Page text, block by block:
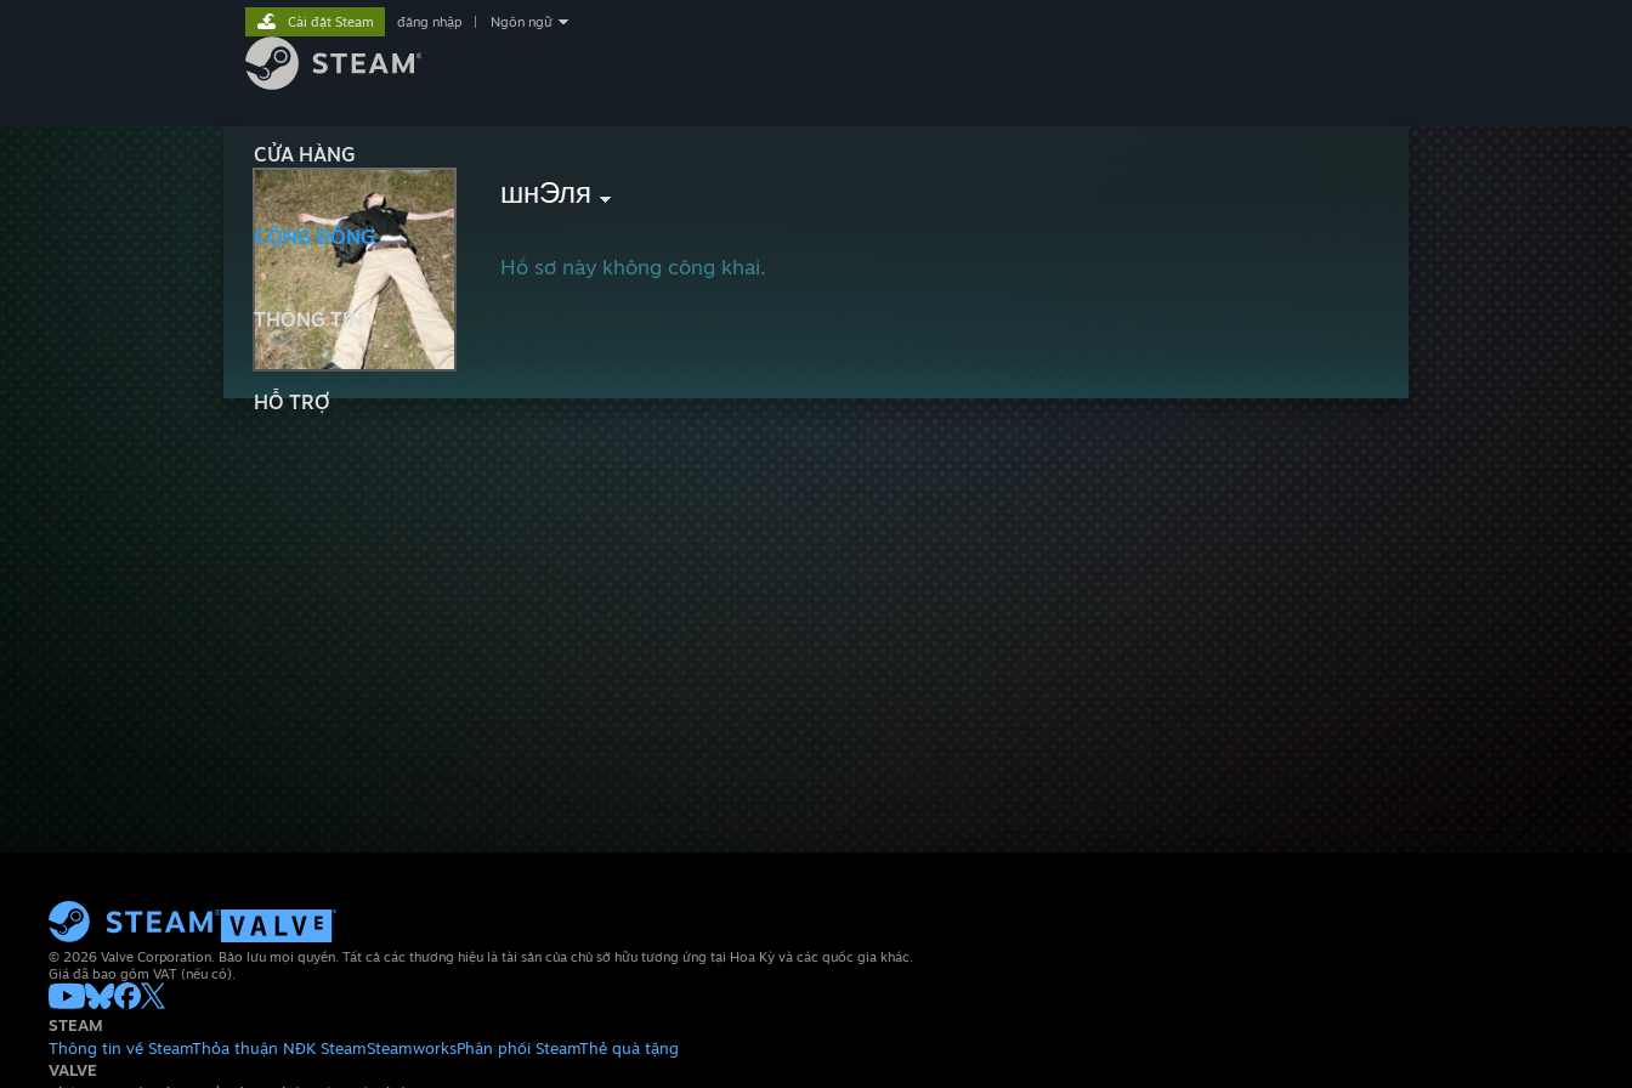
CỬA HÀNG
CỘNG ĐỒNG
THÔNG TIN
HỖ TRỢ
Cài đặt Steam đăng nhập Ngôn ngữ
шнЭля
Hồ sơ này không công khai.
© 2026 Valve Corporation. Bảo lưu mọi quyền. Tất cả các thương hiệu là tài sản của chủ sở hữu tương ứng tại Hoa Kỳ và các quốc gia khác.
Giá đã bao gồm VAT (nếu có).
STEAM
Thông tin về SteamThỏa thuận NĐK SteamSteamworksPhân phối SteamThẻ quà tặng
VALVE